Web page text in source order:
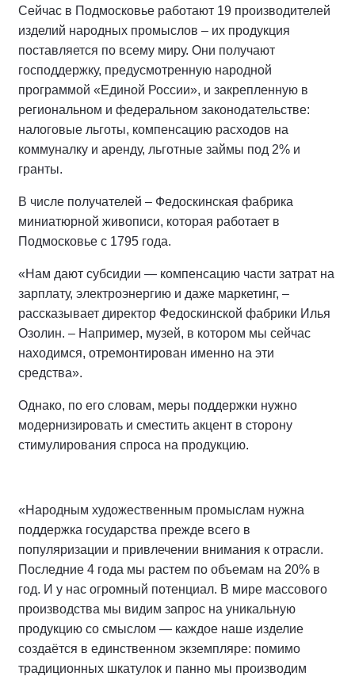
Сейчас в Подмосковье работают 19 производителей
изделий народных промыслов – их продукция
поставляется по всему миру. Они получают
господдержку, предусмотренную народной
программой «Единой России», и закрепленную в
региональном и федеральном законодательстве:
налоговые льготы, компенсацию расходов на
коммуналку и аренду, льготные займы под 2% и
гранты.
В числе получателей – Федоскинская фабрика
миниатюрной живописи, которая работает в
Подмосковье с 1795 года.
«Нам дают субсидии — компенсацию части затрат на
зарплату, электроэнергию и даже маркетинг, –
рассказывает директор Федоскинской фабрики Илья
Озолин. – Например, музей, в котором мы сейчас
находимся, отремонтирован именно на эти
средства».
Однако, по его словам, меры поддержки нужно
модернизировать и сместить акцент в сторону
стимулирования спроса на продукцию.
«Народным художественным промыслам нужна
поддержка государства прежде всего в
популяризации и привлечении внимания к отрасли.
Последние 4 года мы растем по объемам на 20% в
год. И у нас огромный потенциал. В мире массового
производства мы видим запрос на уникальную
продукцию со смыслом — каждое наше изделие
создаётся в единственном экземпляре: помимо
традиционных шкатулок и панно мы производим